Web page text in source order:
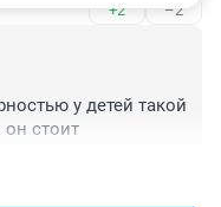
+2 –2
у детей такой
он стоит